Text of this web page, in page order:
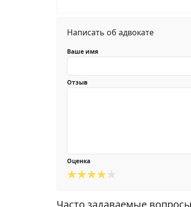
Написать об адвокате
Ваше имя
Отзыв
Оценка
Часто задаваемые вопросы